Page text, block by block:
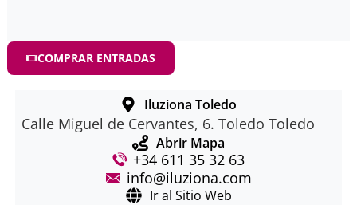
COMPRAR ENTRADAS
Iluziona Toledo
Calle Miguel de Cervantes, 6. Toledo Toledo
Abrir Mapa
+34 611 35 32 63
info@iluziona.com
Ir al Sitio Web